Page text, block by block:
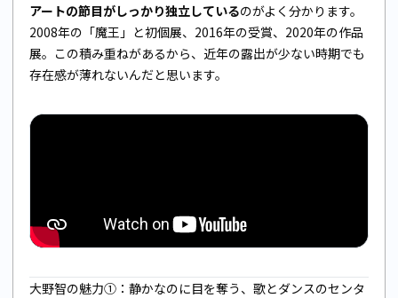
アートの節目がしっかり独立しているのがよく分かります。
2008年の「魔王」と初個展、2016年の受賞、2020年の作品
展。この積み重ねがあるから、近年の露出が少ない時期でも
存在感が薄れないんだと思います。
大野智の魅力①：静かなのに目を奪う、歌とダンスのセンタ